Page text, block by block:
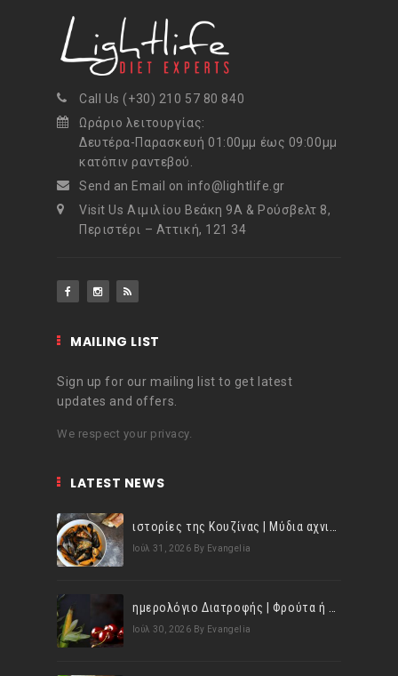
Call Us (+30) 210 57 80 840
Ωράριο λειτουργίας:
Δευτέρα-Παρασκευή 01:00μμ έως 09:00μμ
κατόπιν ραντεβού.
Send an Email on info@lightlife.gr
Visit Us Αιμιλίου Βεάκη 9Α & Ρούσβελτ 8,
Περιστέρι – Αττική, 121 34
MAILING LIST
Sign up for our mailing list to get latest
updates and offers.
We respect your privacy.
LATEST NEWS
Ιούλ 31, 2026 By Evangelia
Ιούλ 30, 2026 By Evangelia